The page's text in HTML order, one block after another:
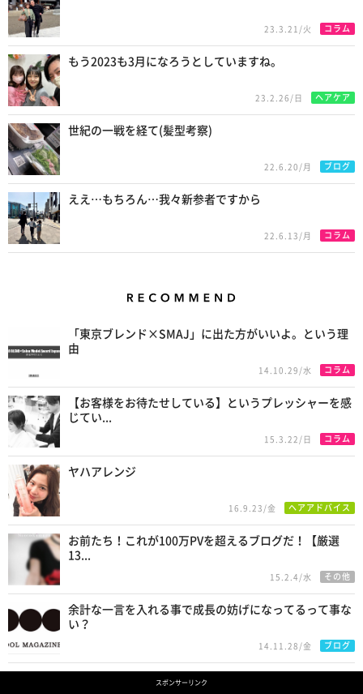
23.3.21/火 コラム
もう2023も3月になろうとしていますね。
23.2.26/日 ヘアケア
世紀の一戦を経て(髪型考察)
22.6.20/月 ブログ
ええ…もちろん…我々新参者ですから
22.6.13/月 コラム
「東京ブレンド×SMAJ」に出た方がいいよ。という理
由
14.10.29/水 コラム
【お客様をお待たせしている】というプレッシャーを感
じてい...
15.3.22/日 コラム
ヤハアレンジ
16.9.23/金 ヘアアドバイス
お前たち！これが100万PVを超えるブログだ！【厳選
13...
15.2.4/水 その他
余計な一言を入れる事で成長の妨げになってるって事な
い？
14.11.28/金 ブログ
スポンサーリンク